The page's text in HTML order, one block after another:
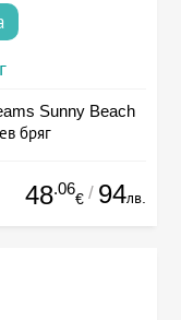
Sunny Beach
бряг
48.06
€ / 94лв.